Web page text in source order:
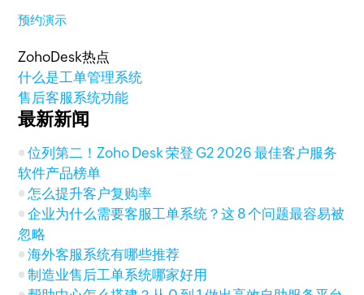
预约演示
ZohoDesk热点
什么是工单管理系统
售后客服系统功能
最新新闻
位列第二！Zoho Desk 荣登 G2 2026 最佳客户服务
软件产品榜单
怎么提升客户复购率
企业为什么需要客服工单系统？这 8 个问题最容易被
忽略
海外客服系统有哪些推荐
制造业售后工单系统哪家好用